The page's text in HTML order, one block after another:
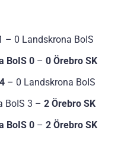
– 0 Landskrona BoIS
BoIS 0 – 0 Örebro SK
– 0 Landskrona BoIS
BoIS 3 – 2 Örebro SK
BoIS 0 – 2 Örebro SK